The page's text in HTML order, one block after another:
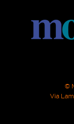
©
Via